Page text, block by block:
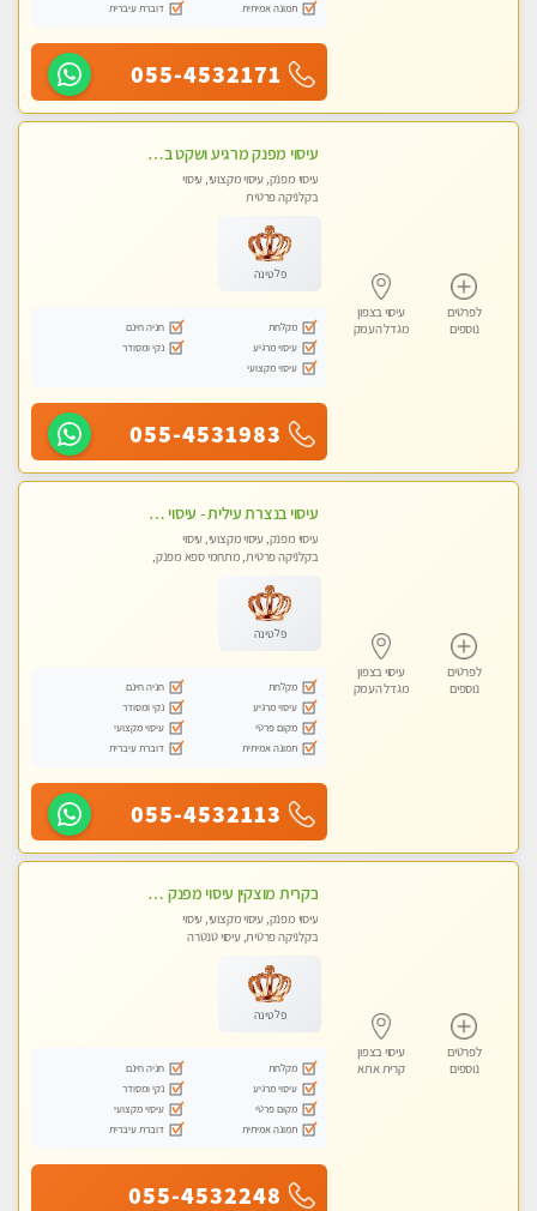
תמונה אמיתית
דוברת עיברית
055-4532171
לפרטים
נוספים
עיסוי בצפון
מגדל העמק
עיסוי מפנק מרגיע ושקט במקום מדהים עיסוי מושקע מאוד
עיסוי מפנק, עיסוי מקצועי, עיסוי
בקלניקה פרטית
פלטינה
מקלחת
חניה חינם
עיסוי מרגיע
נקי ומסודר
עיסוי מקצועי
055-4531983
לפרטים
נוספים
עיסוי בצפון
מגדל העמק
עיסוי בנצרת עילית - עיסוי מפנק ומקצועי ומרגיע ושקט במקום מדהים עיסוי מושקע מאוד
עיסוי מפנק, עיסוי מקצועי, עיסוי
בקלניקה פרטית, מתחמי ספא מפנק,
פלטינה
מקלחת
חניה חינם
עיסוי מרגיע
נקי ומסודר
מקום פרטי
עיסוי מקצועי
תמונה אמיתית
דוברת עיברית
055-4532113
לפרטים
נוספים
עיסוי בצפון
קרית אתא
בקרית מוצקין עיסוי מפנק מרגיע ושקט במקום מדהים עיסוי מושקע מאוד-
עיסוי מפנק, עיסוי מקצועי, עיסוי
בקלניקה פרטית, עיסוי טנטרה
פלטינה
מקלחת
חניה חינם
עיסוי מרגיע
נקי ומסודר
מקום פרטי
עיסוי מקצועי
תמונה אמיתית
דוברת עיברית
055-4532248